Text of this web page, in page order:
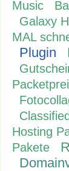
Music
Galaxy
MAL
Plugin
Hosting
Pakete